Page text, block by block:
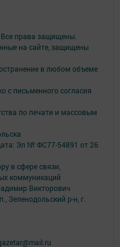
права защищены.
на сайте, защищены
в любом объеме
с письменного согласия
по печати и массовым
Эл № ФС77-54891 от 26
в сфере связи,
коммуникаций
Викторович
Зеленодольский р-н, г.